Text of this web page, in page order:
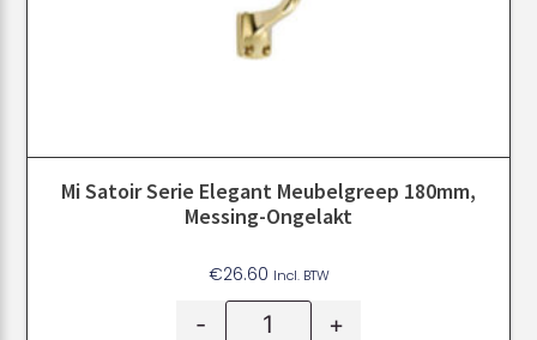
Mi Satoir Serie Elegant Meubelgreep 180mm,
Messing-Ongelakt
€26.60 Incl. BTW
- +